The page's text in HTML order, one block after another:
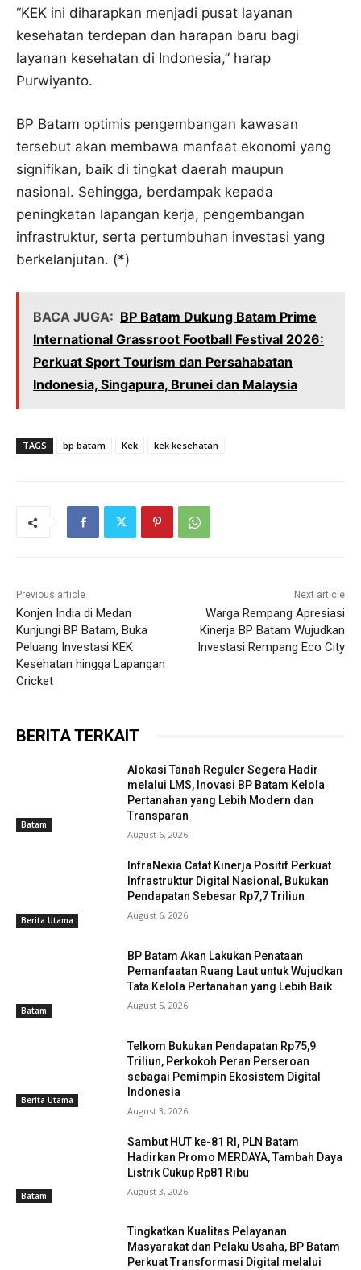
“KEK ini diharapkan menjadi pusat layanan
kesehatan terdepan dan harapan baru bagi
layanan kesehatan di Indonesia,” harap
Purwiyanto.
BP Batam optimis pengembangan kawasan
tersebut akan membawa manfaat ekonomi yang
signifikan, baik di tingkat daerah maupun
nasional. Sehingga, berdampak kepada
peningkatan lapangan kerja, pengembangan
infrastruktur, serta pertumbuhan investasi yang
berkelanjutan. (*)
BACA JUGA: BP Batam Dukung Batam Prime
International Grassroot Football Festival 2026:
Perkuat Sport Tourism dan Persahabatan
Indonesia, Singapura, Brunei dan Malaysia
TAGS bp batam Kek kek kesehatan
Previous article
Konjen India di Medan
Kunjungi BP Batam, Buka
Peluang Investasi KEK
Kesehatan hingga Lapangan
Cricket
Next article
Warga Rempang Apresiasi
Kinerja BP Batam Wujudkan
Investasi Rempang Eco City
BERITA TERKAIT
Batam
Alokasi Tanah Reguler Segera Hadir
melalui LMS, Inovasi BP Batam Kelola
Pertanahan yang Lebih Modern dan
Transparan
August 6, 2026
Berita Utama
InfraNexia Catat Kinerja Positif Perkuat
Infrastruktur Digital Nasional, Bukukan
Pendapatan Sebesar Rp7,7 Triliun
August 6, 2026
Batam
BP Batam Akan Lakukan Penataan
Pemanfaatan Ruang Laut untuk Wujudkan
Tata Kelola Pertanahan yang Lebih Baik
August 5, 2026
Berita Utama
Telkom Bukukan Pendapatan Rp75,9
Triliun, Perkokoh Peran Perseroan
sebagai Pemimpin Ekosistem Digital
Indonesia
August 3, 2026
Batam
Sambut HUT ke-81 RI, PLN Batam
Hadirkan Promo MERDAYA, Tambah Daya
Listrik Cukup Rp81 Ribu
August 3, 2026
Tingkatkan Kualitas Pelayanan
Masyarakat dan Pelaku Usaha, BP Batam
Perkuat Transformasi Digital melalui